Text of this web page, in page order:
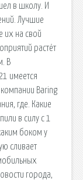
в школу. И
Лучшие
их на свой
растёт
В
имеется
Baring
где. Какие
в силу с 1
боком у
сливает
города,